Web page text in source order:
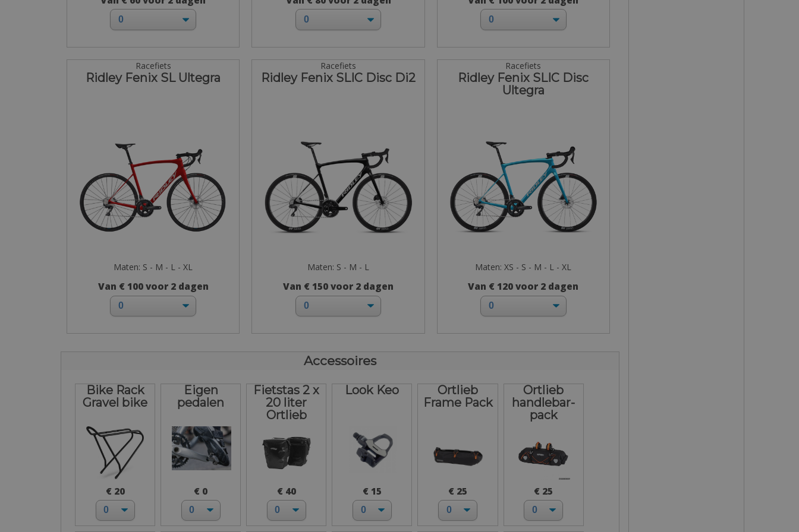
Racefiets
Ridley Fenix SL Ultegra
Maten: S - M - L - XL
Van € 100 voor 2 dagen
Racefiets
Ridley Fenix SLIC Disc Di2
Maten: S - M - L
Van € 150 voor 2 dagen
Racefiets
Ridley Fenix SLIC Disc
Ultegra
Maten: XS - S - M - L - XL
Van € 120 voor 2 dagen
Accessoires
Bike Rack
Gravel bike
€ 20
Eigen
pedalen
€ 0
Fietstas 2 x
20 liter
Ortlieb
€ 40
Look Keo
€ 15
Ortlieb
Frame Pack
€ 25
Ortlieb
handlebar-
pack
€ 25